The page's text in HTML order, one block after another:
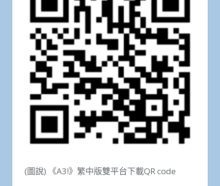
(圖說) 《A3!》繁中版雙平台下載QR code